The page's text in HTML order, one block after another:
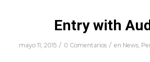
Entry with
mayo 11, 2015 / 0 Comentarios / en News,